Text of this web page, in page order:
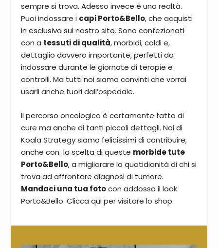
sempre si trova. Adesso invece è una realtà.
Puoi indossare i capi Porto&Bello, che acquisti
in esclusiva sul nostro sito. Sono confezionati
con a tessuti di qualità, morbidi, caldi e,
dettaglio davvero importante, perfetti da
indossare durante le giornate di terapie e
controlli. Ma tutti noi siamo convinti che vorrai
usarli anche fuori dall’ospedale.
Il percorso oncologico è certamente fatto di
cure ma anche di tanti piccoli dettagli. Noi di
Koala Strategy siamo felicissimi di contribuire,
anche con la scelta di queste morbide tute
Porto&Bello, a migliorare la quotidianità di chi si
trova ad affrontare diagnosi di tumore.
Mandaci una tua fotocon addosso il look
Porto&Bello. Clicca qui pervisitare lo shop.